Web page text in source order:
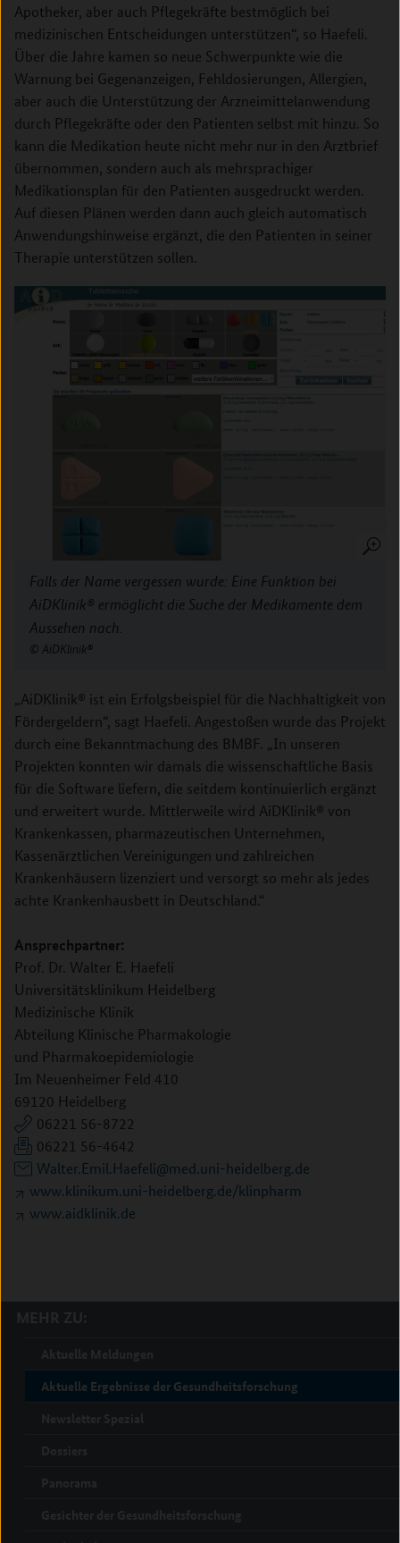
Apotheker, aber auch Pflegekräfte bestmöglich bei
medizinischen Entscheidungen unterstützen“, so Haefeli.
Über die Jahre kamen so neue Schwerpunkte wie die
Warnung bei Gegenanzeigen, Fehldosierungen, Allergien,
aber auch die Unterstützung der Arzneimittelanwendung
durch Pflegekräfte oder den Patienten selbst mit hinzu. So
kann die Medikation heute nicht mehr nur in den Arztbrief
übernommen, sondern auch als mehrsprachiger
Medikationsplan für den Patienten ausgedruckt werden.
Auf diesen Plänen werden dann auch gleich automatisch
Anwendungshinweise ergänzt, die den Patienten in seiner
Therapie unterstützen sollen.
Falls der Name vergessen wurde: Eine Funktion bei
AiDKlinik® ermöglicht die Suche der Medikamente dem
Aussehen nach.
AiDKlinik®
„AiDKlinik® ist ein Erfolgsbeispiel für die Nachhaltigkeit von
Fördergeldern“, sagt Haefeli. Angestoßen wurde das Projekt
durch eine Bekanntmachung des BMBF. „In unseren
Projekten konnten wir damals die wissenschaftliche Basis
für die Software liefern, die seitdem kontinuierlich ergänzt
und erweitert wurde. Mittlerweile wird AiDKlinik® von
Krankenkassen, pharmazeutischen Unternehmen,
Kassenärztlichen Vereinigungen und zahlreichen
Krankenhäusern lizenziert und versorgt so mehr als jedes
achte Krankenhausbett in Deutschland.“
Ansprechpartner:
Prof. Dr. Walter E. Haefeli
Universitätsklinikum Heidelberg
Medizinische Klinik
Abteilung Klinische Pharmakologie
und Pharmakoepidemiologie
Im Neuenheimer Feld 410
69120 Heidelberg
06221 56-8722
06221 56-4642
Walter.Emil.Haefeli@med.uni-heidelberg.de
www.klinikum.uni-heidelberg.de/klinpharm
www.aidklinik.de
Aktuelle Ergebnisse der Gesundheitsforschung